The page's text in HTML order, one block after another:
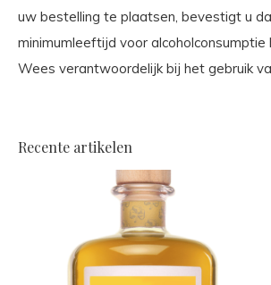
uw bestelling te plaatsen, bevestigt u
minimumleeftijd voor alcoholconsumptie
Wees verantwoordelijk bij het gebruik
Recente artikelen